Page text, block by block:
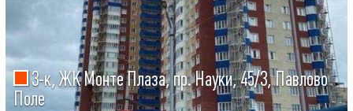
3-к, ЖК Монте Плаза, пр. Науки, 45/3, Павлово
Поле